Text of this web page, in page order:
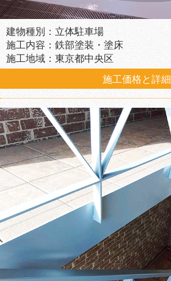
建物種別：立体駐車場
施工内容：鉄部塗装・塗床
施工地域：東京都中央区
施工価格と詳細